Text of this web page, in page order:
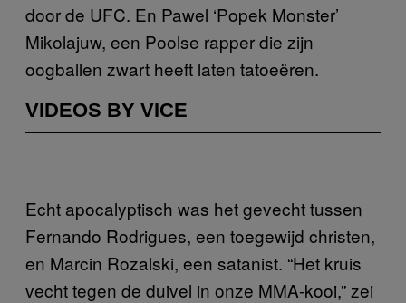
door de UFC. En Pawel ‘Popek Monster’
Mikolajuw, een Poolse rapper die zijn
oogballen zwart heeft laten tatoeëren.
VIDEOS BY VICE
Echt apocalyptisch was het gevecht tussen
Fernando Rodrigues, een toegewijd christen,
en Marcin Rozalski, een satanist. “Het kruis
vecht tegen de duivel in onze MMA-kooi,” zei